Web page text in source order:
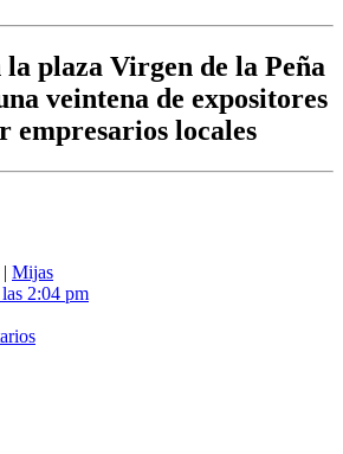
plaza Virgen de la Peña
veintena de expositores
empresarios locales
| Mijas
2:04 pm